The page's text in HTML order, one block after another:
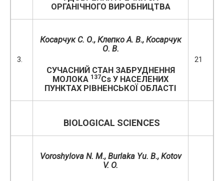
ОРГАНІЧНОГО ВИРОБНИЦТВА
3.
Косарчук С. О., Клепко А. В., Косарчук
О. В.
СУЧАСНИЙ СТАН ЗАБРУДНЕННЯ
МОЛОКА 137Cs У НАСЕЛЕНИХ
ПУНКТАХ РІВНЕНСЬКОЇ ОБЛАСТІ
21
BIOLOGICAL SCIENCES
Voroshylova N. M., Burlaka Yu. B., Kotov
V. O.